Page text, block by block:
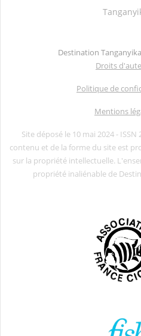
Destination
Droits
Politique de
Mentions
Site déposé le 10 mai 2024 -
contenu et de la forme du site est
sur la propriété intellectuelle.
propriété inaliénable de